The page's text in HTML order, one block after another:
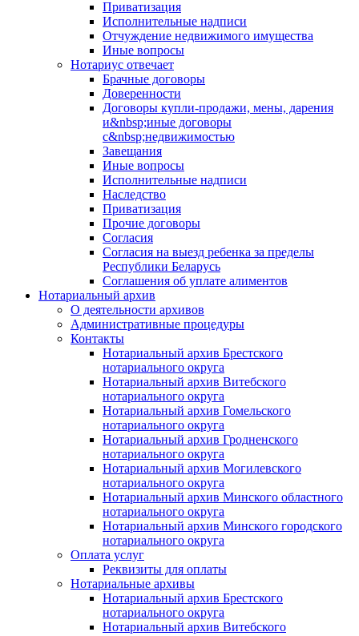
Приватизация
Исполнительные надписи
Отчуждение недвижимого имущества
Иные вопросы
Нотариус отвечает
Брачные договоры
Доверенности
Договоры купли-продажи, мены, дарения
и&nbsp;иные договоры
с&nbsp;недвижимостью
Завещания
Иные вопросы
Исполнительные надписи
Наследство
Приватизация
Прочие договоры
Согласия
Согласия на выезд ребенка за пределы
Республики Беларусь
Соглашения об уплате алиментов
Нотариальный архив
О деятельности архивов
Административные процедуры
Контакты
Нотариальный архив Брестского
нотариального округа
Нотариальный архив Витебского
нотариального округа
Нотариальный архив Гомельского
нотариального округа
Нотариальный архив Гродненского
нотариального округа
Нотариальный архив Могилевского
нотариального округа
Нотариальный архив Минского областного
нотариального округа
Нотариальный архив Минского городского
нотариального округа
Оплата услуг
Реквизиты для оплаты
Нотариальные архивы
Нотариальный архив Брестского
нотариального округа
Нотариальный архив Витебского